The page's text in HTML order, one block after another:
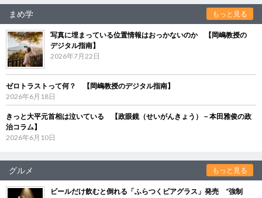
まめ学 もっと見る
写真に埋まっている位置情報はおっかないのか 【岡嶋教授の
デジタル指南】
2026年7月22日
ゼロトラストって何？ 【岡嶋教授のデジタル指南】
2026年6月18日
きっと大平元首相は泣いている 【政眼鏡（せいがんきょう）－本田雅俊の政
治コラム】
2026年6月10日
グルメ もっと見る
ビールだけ飲むと倒れる「ふらつくビアグラス」発売 “強制